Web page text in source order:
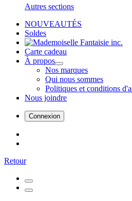
Autres sections
NOUVEAUTÉS
Soldes
Carte cadeau
À propos
Nos marques
Qui nous sommes
Politiques et conditions
Nous joindre
Connexion
Retour